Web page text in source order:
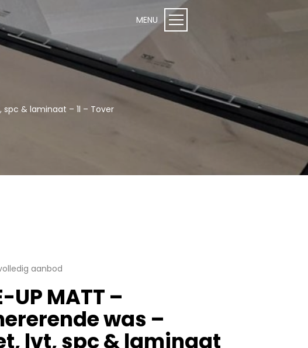
spc & laminaat – 1l – Tover
aanbod
UP MATT –
was –
lvt, spc & laminaat